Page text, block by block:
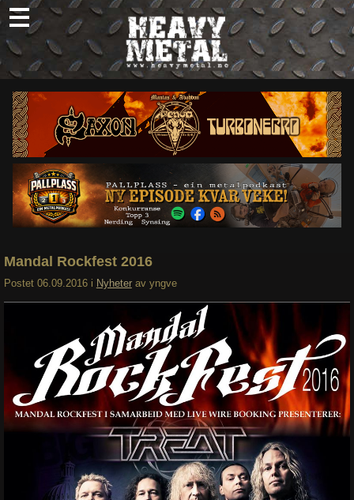
Skip
to
content
Nyheter
Omtaler
Intervjuer
Om oss
Abonner
Søk
Mandal Rockfest 2016
Postet 06.09.2016 i Nyheter av yngve